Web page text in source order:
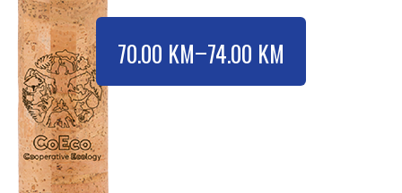
70.00 KM–74.00 KM